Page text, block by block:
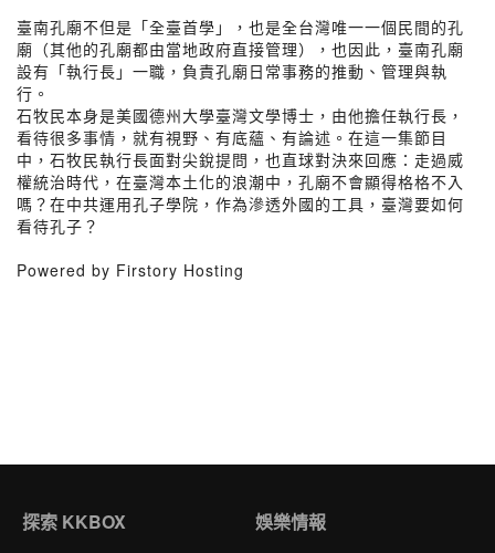
臺南孔廟不但是「全臺首學」，也是全台灣唯一一個民間的孔
廟（其他的孔廟都由當地政府直接管理），也因此，臺南孔廟
設有「執行長」一職，負責孔廟日常事務的推動、管理與執
行。
石牧民本身是美國德州大學臺灣文學博士，由他擔任執行長，
看待很多事情，就有視野、有底蘊、有論述。在這一集節目
中，石牧民執行長面對尖銳提問，也直球對決來回應：走過威
權統治時代，在臺灣本土化的浪潮中，孔廟不會顯得格格不入
嗎？在中共運用孔子學院，作為滲透外國的工具，臺灣要如何
看待孔子？
Powered by Firstory Hosting
探索 KKBOX 娛樂情報